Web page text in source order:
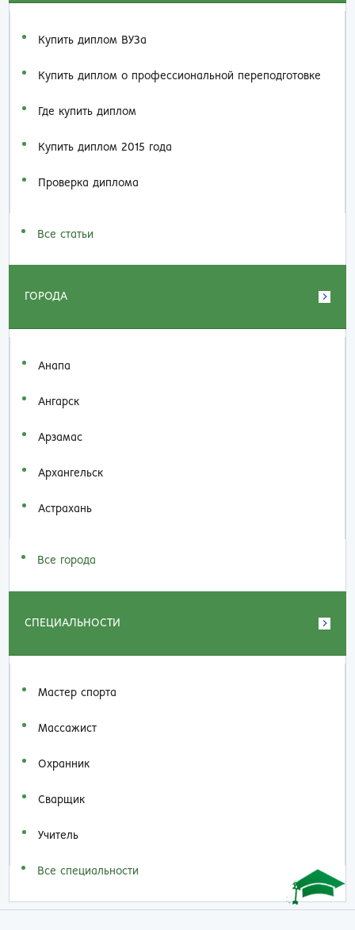
Купить диплом ВУЗа
Купить диплом о профессиональной переподготовке
Где купить диплом
Купить диплом 2015 года
Проверка диплома
Все статьи
ГОРОДА
Анапа
Ангарск
Арзамас
Архангельск
Астрахань
Все города
СПЕЦИАЛЬНОСТИ
Мастер спорта
Массажист
Охранник
Сварщик
Учитель
Все специальности